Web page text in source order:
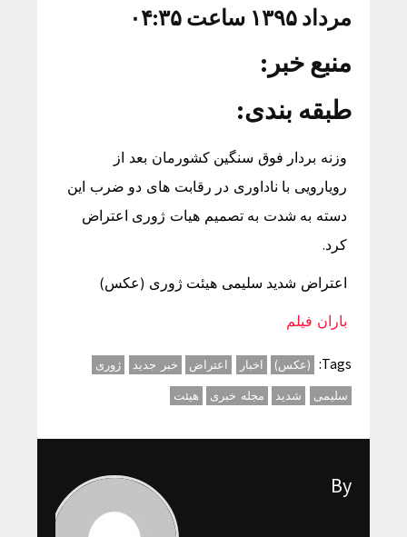
مرداد ۱۳۹۵ ساعت ۰۴:۳۵
منبع خبر:
طبقه بندی:
وزنه بردار فوق سنگین کشورمان بعد از
رویارویی با ناداوری در رقابت های دو ضرب این
دسته به شدت به تصمیم هیات ژوری اعتراض
کرد.
اعتراض شدید سلیمی هیئت ژوری (عکس)
باران فیلم
Tags: (عکس) اخبار اعتراض خبر جدید
ژوری
سلیمی
شدید مجله خبری هیئت
By